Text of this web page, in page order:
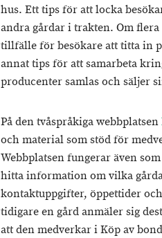
hus. Ett tips för att locka
andra gårdar i trakten. Om
tillfälle för besökare att titta in
annat tips för att samarbeta
producenter samlas och säljer
På den tvåspråkiga webbplatsen
och material som stöd för
Webbplatsen fungerar även
hitta information om vilka
kontaktuppgifter, öppettider
tidigare en gård anmäler sig
att den medverkar i Köp av